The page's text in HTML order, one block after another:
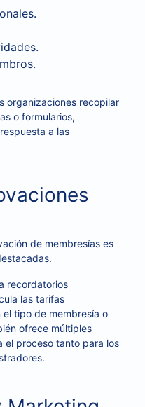
organizaciones recopilar
o formularios,
a las
de membresías es
recordatorios
las tarifas
tipo de membresía o
ofrece múltiples
el proceso tanto para los